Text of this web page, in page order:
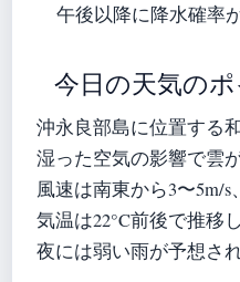
午後以降に降水確率
今日の天気の
沖永良部島に位置する和
湿った空気の影響で雲
風速は南東から3〜5m/s、
気温は22°C前後で推移し
夜には弱い雨が予想され